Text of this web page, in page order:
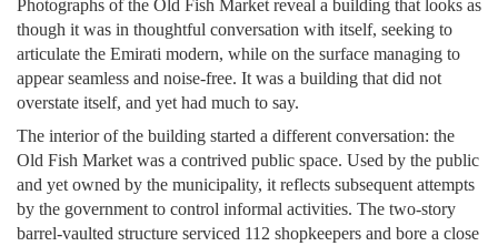
Photographs of the Old Fish Market reveal a building that looks as
though it was in thoughtful conversation with itself, seeking to
articulate the Emirati modern, while on the surface managing to
appear seamless and noise-free. It was a building that did not
overstate itself, and yet had much to say.
The interior of the building started a different conversation: the
Old Fish Market was a contrived public space. Used by the public
and yet owned by the municipality, it reflects subsequent attempts
by the government to control informal activities. The two-story
barrel-vaulted structure serviced 112 shopkeepers and bore a close